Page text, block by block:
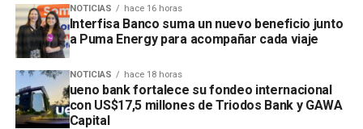
NOTICIAS hace 16 horas
Interfisa Banco suma un nuevo beneficio junto
a Puma Energy para acompañar cada viaje
NOTICIAS hace 18 horas
ueno bank fortalece su fondeo internacional
con US$17,5 millones de Triodos Bank y GAWA
Capital